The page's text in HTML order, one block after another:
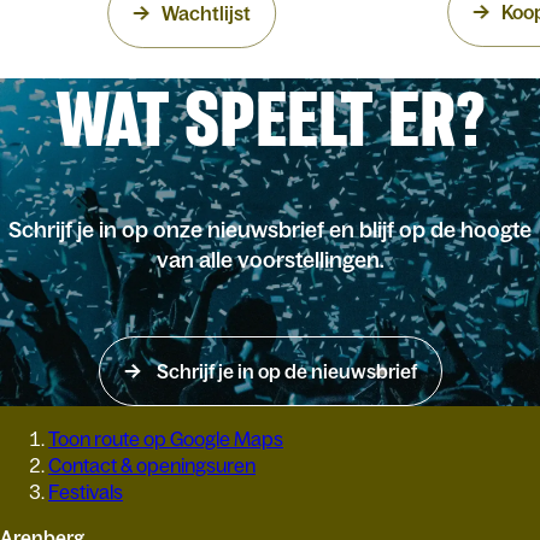
Wachtlijst
WAT SPEELT ER?
Schrijf je in op onze nieuwsbrief en blijf op de hoogte
van alle voorstellingen.
Schrijf je in op de nieuwsbrief
Toon route op Google Maps
Contact & openingsuren
Festivals